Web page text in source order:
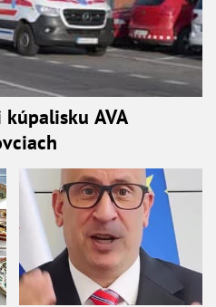
AVA